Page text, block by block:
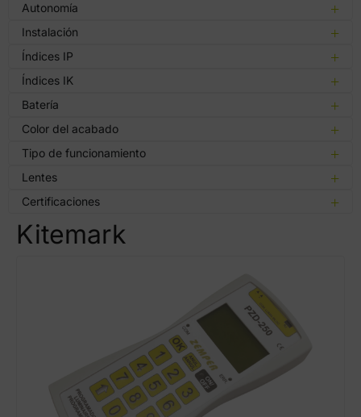
Autonomía
Instalación
Índices IP
Índices IK
Batería
Color del acabado
Tipo de funcionamiento
Lentes
Certificaciones
Kitemark